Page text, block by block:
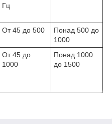
Гц
От 45 до 500
Понад 500 до
1000
От 45 до
1000
Понад 1000
до 1500